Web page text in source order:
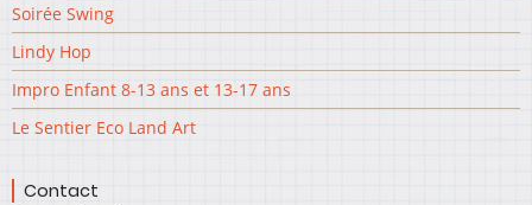
Soirée Swing
Lindy Hop
Impro Enfant 8-13 ans et 13-17 ans
Le Sentier Eco Land Art
Contact